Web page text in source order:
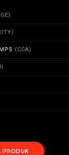
(CCA)
PRODUK